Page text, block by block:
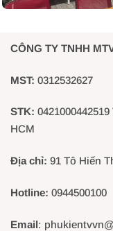
CÔNG TY TNHH
MST: 0312532627
STK:
HCM
Địa chỉ: 91 Tô Hiến
Hotline: 0944500100
Email: